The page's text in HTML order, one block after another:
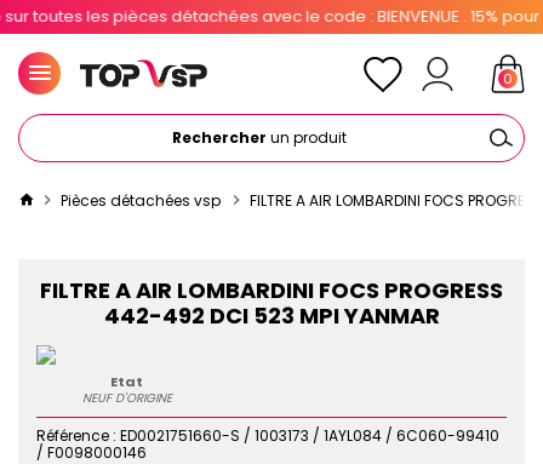
les pièces détachées avec le code : BIENVENUE . 15% pour les
Rechercher un produit
0
Pièces détachées vsp FILTRE A AIR LOMBARDINI FOCS
FILTRE A AIR LOMBARDINI FOCS PROGRESS
442-492 DCI 523 MPI YANMAR
Etat
NEUF D'ORIGINE
Référence : ED0021751660-S / 1003173 / 1AYL084 / 6C060-99410
/ F0098000146